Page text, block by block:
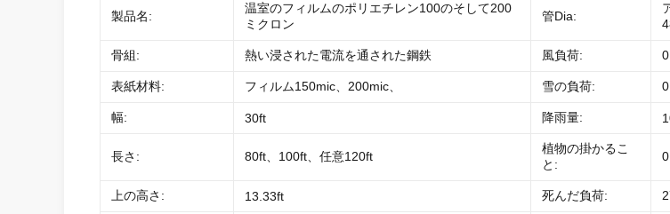
製品名:
温室のフィルムのポリエチレン100のそして200
ミクロン
管Dia:
骨組: 熱い浸された電流を通された鋼鉄 風負荷:
表紙材料: フィルム150mic、200mic、 雪の負荷:
幅: 30ft 降雨量:
長さ: 80ft、100ft、任意120ft
植物の掛かるこ
と:
上の高さ: 13.33ft 死んだ負荷: